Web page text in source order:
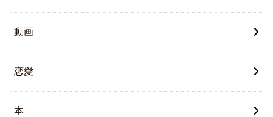
動画
恋愛
本